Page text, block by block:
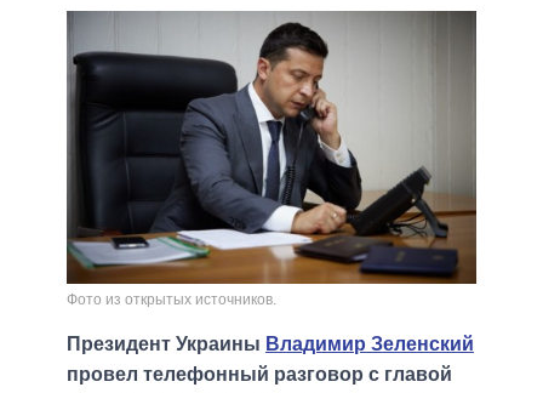
Фото из открытых источников.
Президент Украины Владимир Зеленский
провел телефонный разговор с главой